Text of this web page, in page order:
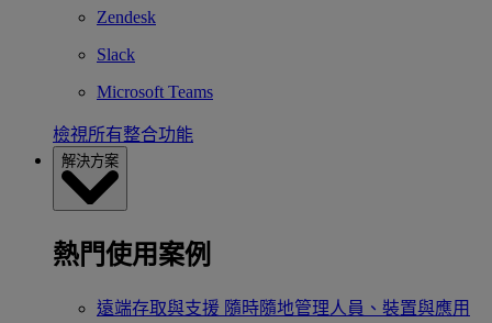
Zendesk
Slack
Microsoft Teams
檢視所有整合功能
解決方案
熱門使用案例
遠端存取與支援 隨時隨地管理人員、裝置與應用